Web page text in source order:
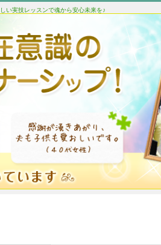
い実技レッスンで魂から安心未来を♪